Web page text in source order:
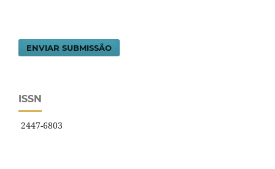
ENVIAR SUBMISSÃO
ISSN
2447-6803